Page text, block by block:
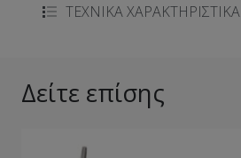
ΤΕΧΝΙΚΑ ΧΑΡΑΚΤΗΡΙΣΤΙΚΑ
Δείτε επίσης